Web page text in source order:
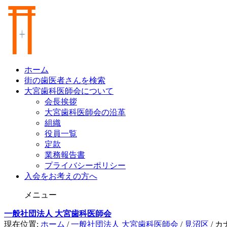
ホーム
街の歯医者さんを検索
大宮歯科医師会について
会長挨拶
大宮歯科医師会の沿革
組織
役員一覧
定款
業務報告書
プライバシーポリシー
入会をお考えの方へ
メニュー
一般社団法人 大宮歯科医師会
現在位置: ホーム / 一般社団法人 大宮歯科医師会 / 見沼区 / カ